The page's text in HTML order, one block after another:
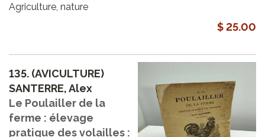
Agriculture, nature
$ 25.00
135. (AVICULTURE)
SANTERRE, Alex
Le Poulailler de la
ferme : élevage
pratique des volailles :